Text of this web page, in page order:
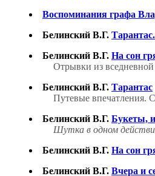
Воспоминания графа
Белинский В.Г.
Белинский В.Г. На сон
Отрывки из
Белинский В.Г. Тарантас
Путевые впечатления.
Белинский В.Г. Букеты,
Шутка в одном
Белинский В.Г. На сон
Белинский В.Г. Вчера и